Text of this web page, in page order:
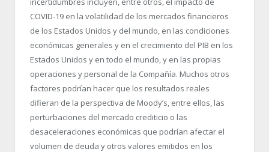
COVID-19 en la volatilidad de los mercados financieros
de los Estados Unidos y del mundo, en las condiciones
económicas generales y en el crecimiento del PIB en los
Estados Unidos y en todo el mundo, y en las propias
operaciones y personal de la Compañía. Muchos otros
factores podrían hacer que los resultados reales
difieran de la perspectiva de Moody’s, entre ellos, las
perturbaciones del mercado crediticio o las
desaceleraciones económicas que podrían afectar el
volumen de deuda y otros valores emitidos en los